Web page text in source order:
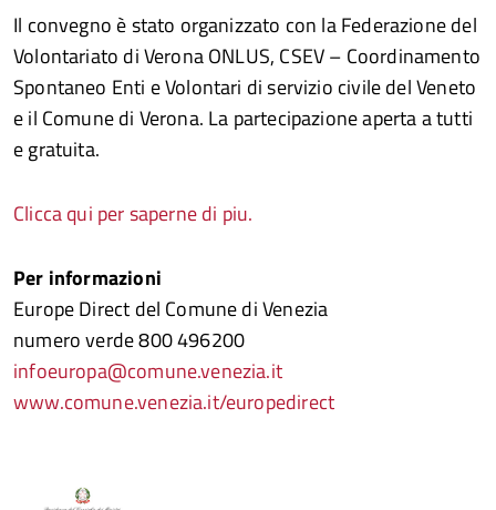
Il convegno è stato organizzato con la Federazione del
Volontariato di Verona ONLUS, CSEV – Coordinamento
Spontaneo Enti e Volontari di servizio civile del Veneto
e il Comune di Verona. La partecipazione aperta a tutti
e gratuita.
Clicca qui per saperne di piu.
Per informazioni
Europe Direct del Comune di Venezia
numero verde 800 496200
infoeuropa@comune.venezia.it
www.comune.venezia.it/europedirect